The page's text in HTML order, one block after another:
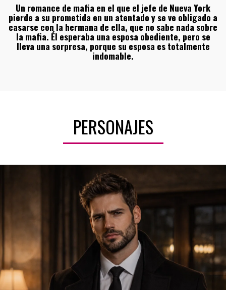
Un romance de mafia en el que el jefe de Nueva York
pierde a su prometida en un atentado y se ve obligado a
casarse con la hermana de ella, que no sabe nada sobre
la mafia. Él esperaba una esposa obediente, pero se
lleva una sorpresa, porque su esposa es totalmente
indomable.
PERSONAJES